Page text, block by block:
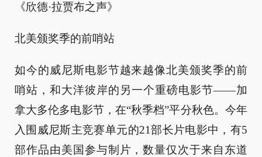
《欣德·拉贾布之声》
北美颁奖季的前哨站
如今的威尼斯电影节越来越像北美颁奖季的前
哨站，和大洋彼岸的另一个重磅电影节——加
拿大多伦多电影节，在“秋季档”平分秋色。今年
入围威尼斯主竞赛单元的21部长片电影中，有5
部作品由美国参与制片，数量仅次于来自东道